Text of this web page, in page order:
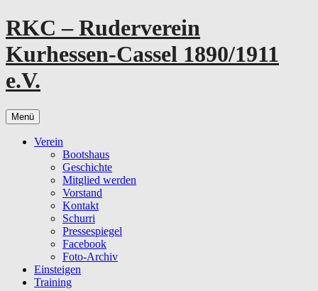
Zum
Inhalt
springen
RKC – Ruderverein
Kurhessen-Cassel 1890/1911
e.V.
Menü
Verein
Bootshaus
Geschichte
Mitglied werden
Vorstand
Kontakt
Schurri
Pressespiegel
Facebook
Foto-Archiv
Einsteigen
Training